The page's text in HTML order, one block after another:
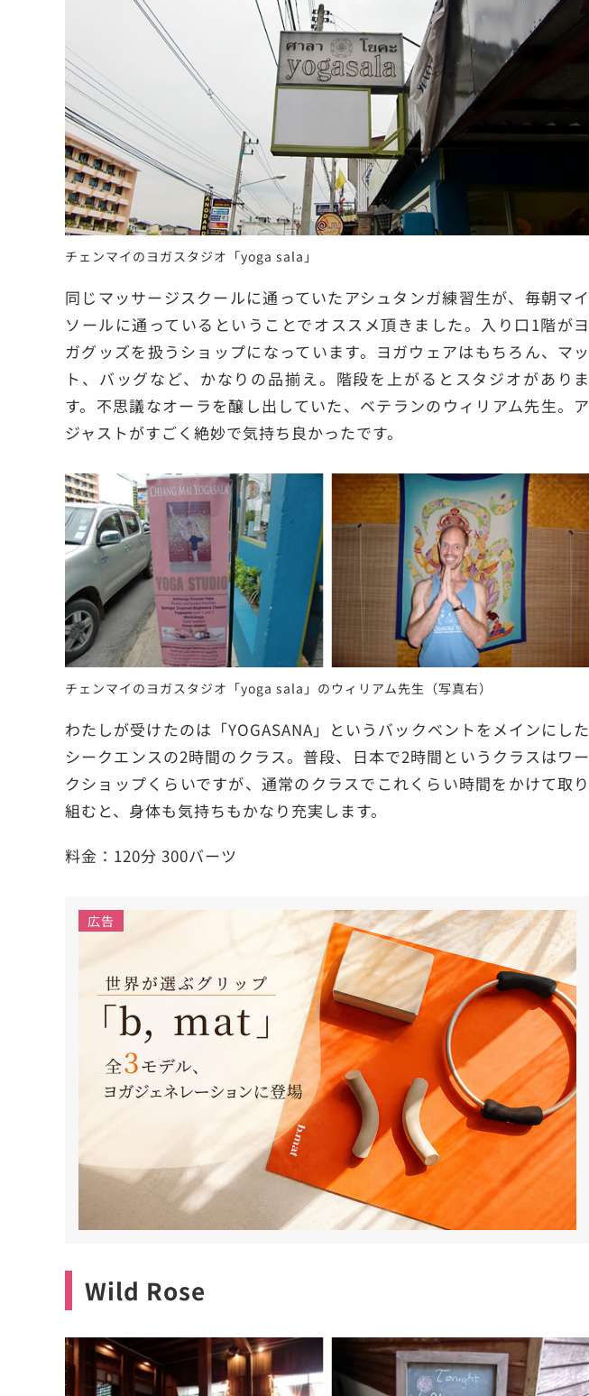
チェンマイのヨガスタジオ「yoga sala」
同じマッサージスクールに通っていたアシュタンガ練習生が、毎朝マイ
ソールに通っているということでオススメ頂きました。入り口1階がヨ
ガグッズを扱うショップになっています。ヨガウェアはもちろん、マッ
ト、バッグなど、かなりの品揃え。階段を上がるとスタジオがありま
す。不思議なオーラを醸し出していた、ベテランのウィリアム先生。ア
ジャストがすごく絶妙で気持ち良かったです。
チェンマイのヨガスタジオ「yoga sala」のウィリアム先生（写真右）
わたしが受けたのは「YOGASANA」というバックベントをメインにした
シークエンスの2時間のクラス。普段、日本で2時間というクラスはワー
クショップくらいですが、通常のクラスでこれくらい時間をかけて取り
組むと、身体も気持ちもかなり充実します。
料金：120分 300バーツ
広告
Wild Rose